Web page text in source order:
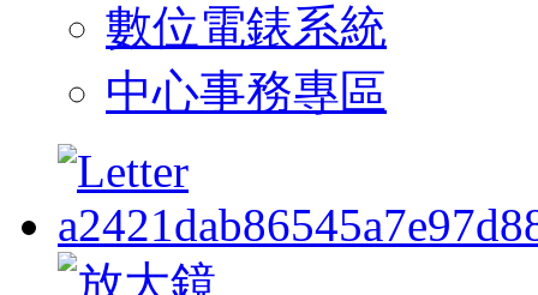
數位電錶系統
中心事務專區